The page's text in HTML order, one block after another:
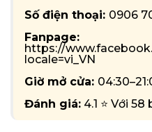
Số điện thoại: 0906
Fanpage:
https://
locale=vi_VN
Giờ mở cửa:
Đánh giá: 4.1 ⭐ Với